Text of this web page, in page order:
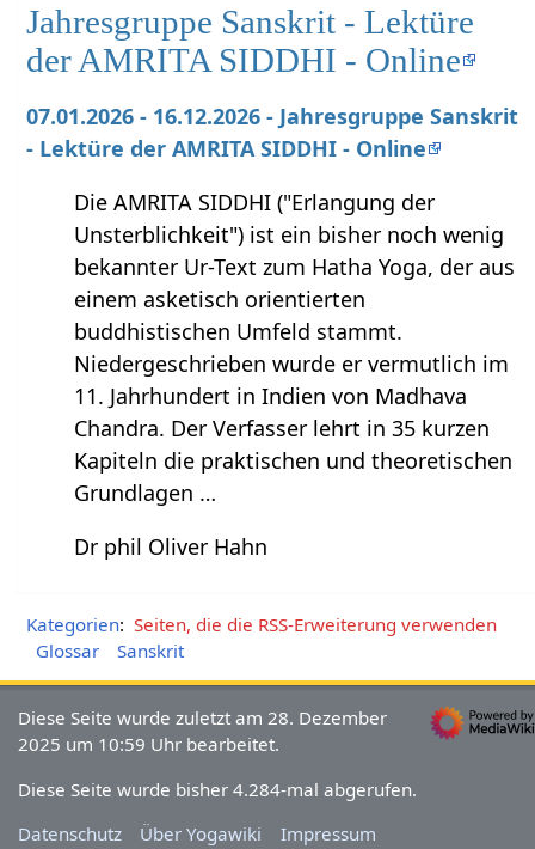
Jahresgruppe Sanskrit - Lektüre
der AMRITA SIDDHI - Online
07.01.2026 - 16.12.2026 - Jahresgruppe Sanskrit
- Lektüre der AMRITA SIDDHI - Online
Die AMRITA SIDDHI ("Erlangung der
Unsterblichkeit") ist ein bisher noch wenig
bekannter Ur-Text zum Hatha Yoga, der aus
einem asketisch orientierten
buddhistischen Umfeld stammt.
Niedergeschrieben wurde er vermutlich im
11. Jahrhundert in Indien von Madhava
Chandra. Der Verfasser lehrt in 35 kurzen
Kapiteln die praktischen und theoretischen
Grundlagen …
Dr phil Oliver Hahn
Kategorien: Seiten, die die RSS-Erweiterung verwenden
Glossar
Sanskrit
Diese Seite wurde zuletzt am 28. Dezember
2025 um 10:59 Uhr bearbeitet.
Diese Seite wurde bisher 4.284-mal abgerufen.
Datenschutz
Über Yogawiki Impressum